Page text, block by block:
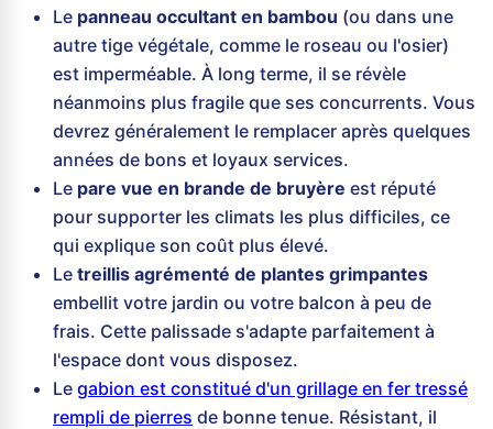
Le panneau occultant en bambou (ou dans une
autre tige végétale, comme le roseau ou l'osier)
est imperméable. À long terme, il se révèle
néanmoins plus fragile que ses concurrents. Vous
devrez généralement le remplacer après quelques
années de bons et loyaux services.
Le pare vue en brande de bruyère est réputé
pour supporter les climats les plus difficiles, ce
qui explique son coût plus élevé.
Le treillis agrémenté de plantes grimpantes
embellit votre jardin ou votre balcon à peu de
frais. Cette palissade s'adapte parfaitement à
l'espace dont vous disposez.
Le gabion est constitué d'un grillage en fer tressé
rempli de pierres de bonne tenue. Résistant, il